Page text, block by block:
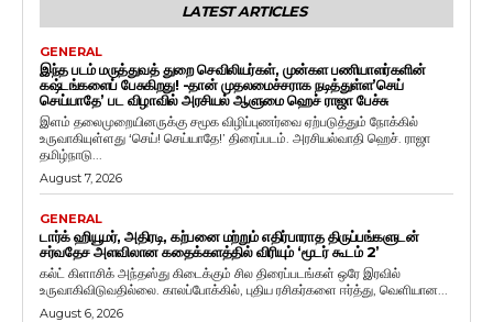
LATEST ARTICLES
GENERAL
இந்த படம் மருத்துவத் துறை செவிலியர்கள், முன்கள பணியாளர்களின்
கஷ்டங்களைப் பேசுகிறது! -தான் முதலமைச்சராக நடித்துள்ள’செய்
செய்யாதே’ பட விழாவில் அரசியல் ஆளுமை ஹெச் ராஜா பேச்சு
இளம் தலைமுறையினருக்கு சமூக விழிப்புணர்வை ஏற்படுத்தும் நோக்கில்
உருவாகியுள்ளது ‘செய்! செய்யாதே!’ திரைப்படம். அரசியல்வாதி ஹெச். ராஜா
தமிழ்நாடு...
August 7, 2026
GENERAL
டார்க் ஹியூமர், அதிரடி, கற்பனை மற்றும் எதிர்பாராத திருப்பங்களுடன்
சர்வதேச அளவிலான கதைக்களத்தில் விரியும் ‘மூடர் கூடம் 2’
கல்ட் கிளாசிக் அந்தஸ்து கிடைக்கும் சில திரைப்படங்கள் ஒரே இரவில்
உருவாகிவிடுவதில்லை. காலப்போக்கில், புதிய ரசிகர்களை ஈர்த்து, வெளியான...
August 6, 2026